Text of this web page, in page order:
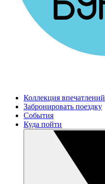
Коллекция впечатлений
Забронировать поездку
События
Куда пойти